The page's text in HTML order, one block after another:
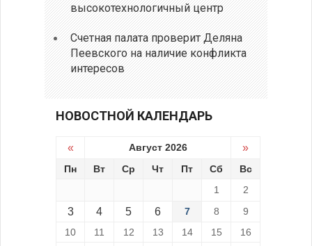
высокотехнологичный центр
Счетная палата проверит Деляна
Пеевского на наличие конфликта
интересов
НОВОСТНОЙ КАЛЕНДАРЬ
« Август 2026 »
Пн Вт Ср Чт Пт Сб
Вс
1
2
3 4 5 6 7 8
9
10
11 12 13 14 15 16